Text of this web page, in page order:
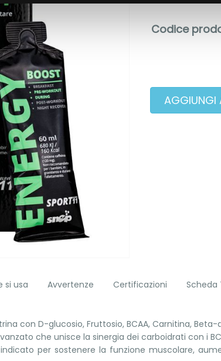
Codice
si usa Avvertenze Certificazioni Scheda
con D-glucosio, Fruttosio, BCAA, Carnitina,
che unisce la sinergia dei carboidrati con i
per sostenere la funzione muscolare,